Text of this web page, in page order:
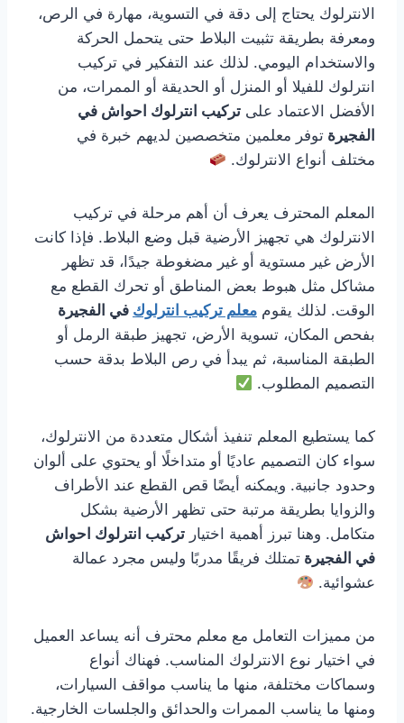
الانترلوك يحتاج إلى دقة في التسوية، مهارة في الرص،
ومعرفة بطريقة تثبيت البلاط حتى يتحمل الحركة
والاستخدام اليومي. لذلك عند التفكير في تركيب
انترلوك للفيلا أو المنزل أو الحديقة أو الممرات، من
الأفضل الاعتماد على تركيب انترلوك احواش في
الفجيرة توفر معلمين متخصصين لديهم خبرة في
مختلف أنواع الانترلوك.
المعلم المحترف يعرف أن أهم مرحلة في تركيب
الانترلوك هي تجهيز الأرضية قبل وضع البلاط. فإذا كانت
الأرض غير مستوية أو غير مضغوطة جيدًا، قد تظهر
مشاكل مثل هبوط بعض المناطق أو تحرك القطع مع
الوقت. لذلك يقوم معلم تركيب انترلوك في الفجيرة
بفحص المكان، تسوية الأرض، تجهيز طبقة الرمل أو
الطبقة المناسبة، ثم يبدأ في رص البلاط بدقة حسب
التصميم المطلوب.
كما يستطيع المعلم تنفيذ أشكال متعددة من الانترلوك،
سواء كان التصميم عاديًا أو متداخلًا أو يحتوي على ألوان
وحدود جانبية. ويمكنه أيضًا قص القطع عند الأطراف
والزوايا بطريقة مرتبة حتى تظهر الأرضية بشكل
متكامل. وهنا تبرز أهمية اختيار تركيب انترلوك احواش
في الفجيرة تمتلك فريقًا مدربًا وليس مجرد عمالة
عشوائية.
من مميزات التعامل مع معلم محترف أنه يساعد العميل
في اختيار نوع الانترلوك المناسب. فهناك أنواع
وسماكات مختلفة، منها ما يناسب مواقف السيارات،
ومنها ما يناسب الممرات والحدائق والجلسات الخارجية.